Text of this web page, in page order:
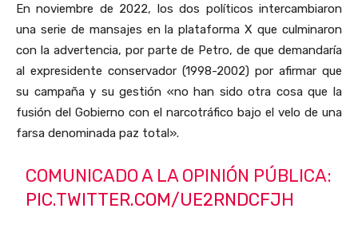
En noviembre de 2022, los dos políticos intercambiaron
una serie de mansajes en la plataforma X que culminaron
con la advertencia, por parte de Petro, de que demandaría
al expresidente conservador (1998-2002) por afirmar que
su campaña y su gestión «no han sido otra cosa que la
fusión del Gobierno con el narcotráfico bajo el velo de una
farsa denominada paz total».
COMUNICADO A LA OPINIÓN PÚBLICA:
PIC.TWITTER.COM/UE2RNDCFJH